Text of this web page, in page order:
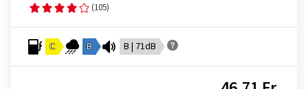
(105)
C B B | 71dB